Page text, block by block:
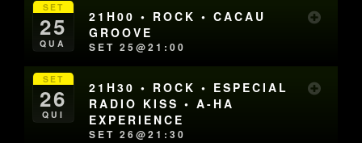
SET
25
QUA
21H00 • ROCK • CACAU
GROOVE
SET 25@21:00
SET
26
QUI
21H30 • ROCK • ESPECIAL
RADIO KISS • A-HA
EXPERIENCE
SET 26@21:30